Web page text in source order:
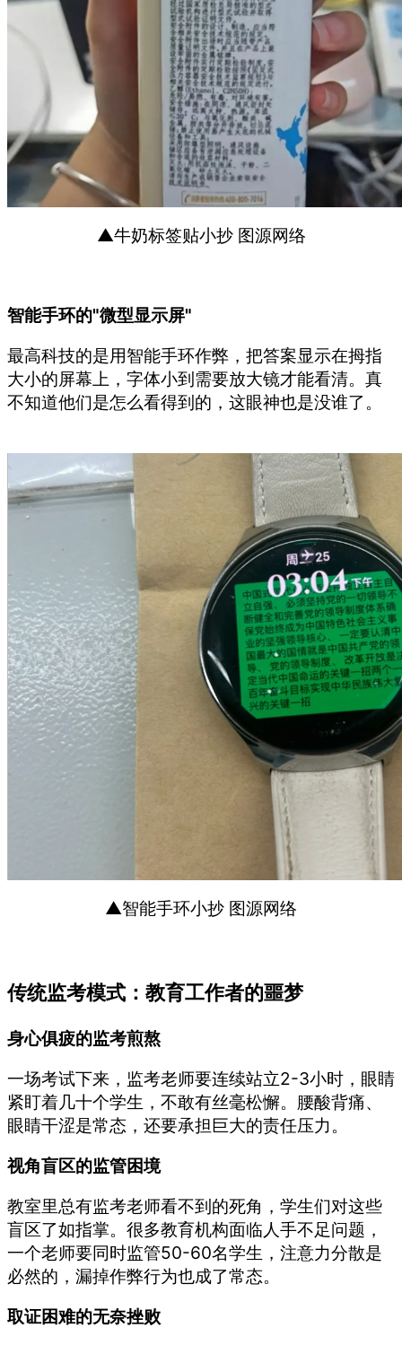
▲牛奶标签贴小抄 图源网络
智能手环的"微型显示屏"
最高科技的是用智能手环作弊，把答案显示在拇指
大小的屏幕上，字体小到需要放大镜才能看清。真
不知道他们是怎么看得到的，这眼神也是没谁了。
▲智能手环小抄 图源网络
传统监考模式：教育工作者的噩梦
身心俱疲的监考煎熬
一场考试下来，监考老师要连续站立2-3小时，眼睛
紧盯着几十个学生，不敢有丝毫松懈。腰酸背痛、
眼睛干涩是常态，还要承担巨大的责任压力。
视角盲区的监管困境
教室里总有监考老师看不到的死角，学生们对这些
盲区了如指掌。很多教育机构面临人手不足问题，
一个老师要同时监管50-60名学生，注意力分散是
必然的，漏掉作弊行为也成了常态。
取证困难的无奈挫败